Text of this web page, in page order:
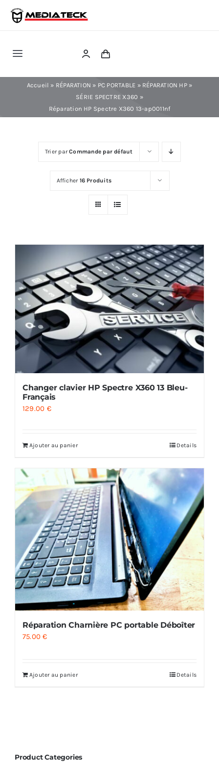
Skip
Toggle
Navigation
RÉPARATION
TÉLÉPHONIE
AUDIO
MAISON
PROMOTION
Accueil » RÉPARATION » PC PORTABLE » RÉPARATION HP»
SÉRIE SPECTRE X360 »
Réparation HP Spectre X360 13-ap0011nf
Trier parCommande par défaut
Afficher 16 Produits
Changer clavier HP Spectre X360 13 Bleu-
Français
129.00 €
Ajouter au panier Details
Réparation Charnière PC portable Déboîter
75.00€
Ajouter au panier Details
Product Categories